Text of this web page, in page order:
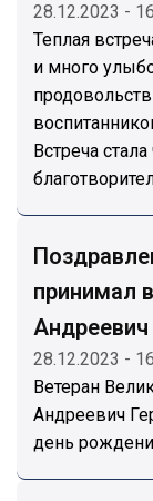
28.12.2023 -
Теплая
и много
Встреча
принимал
28.12.2023 -
Ветеран
Андреевич
день